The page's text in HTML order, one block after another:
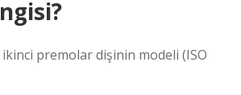
premolar dişinin modeli (ISO